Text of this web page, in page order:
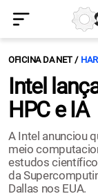
OFICINA DA NET
Intel
HPC e IA
A Intel anunciou
meio
estudos
da
Dallas nos EUA.